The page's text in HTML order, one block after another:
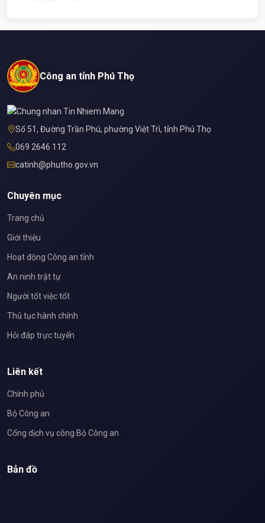
Công an tỉnh Phú Thọ
Số 51, Đường Trần Phú, phường Việt Trì, tỉnh Phú Thọ
069 2646 112
catinh@phutho.gov.vn
Chuyên mục
Trang chủ
Giới thiệu
Hoạt động Công an tỉnh
An ninh trật tự
Người tốt việc tốt
Thủ tục hành chính
Hỏi đáp trực tuyến
Liên kết
Chính phủ
Bộ Công an
Cổng dịch vụ công Bộ Công an
Bản đồ